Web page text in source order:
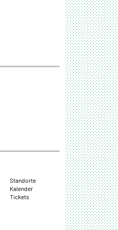
Standorte
Kalender
Tickets